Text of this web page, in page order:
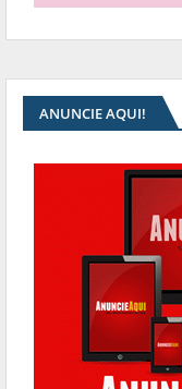
ANUNCIE AQUI!